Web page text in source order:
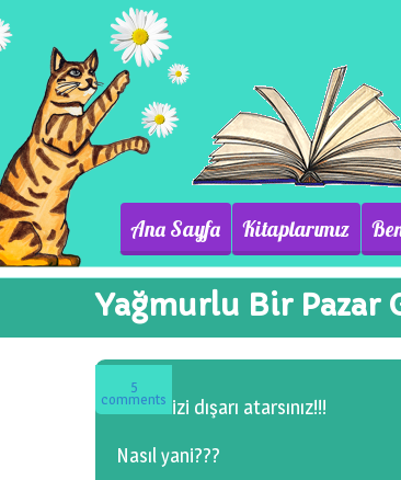
Ana Sayfa Kitaplarımız
Yağmurlu Bir Pazar
5
comments
Kendinizi dışarı atarsınız!!!
Nasıl yani???